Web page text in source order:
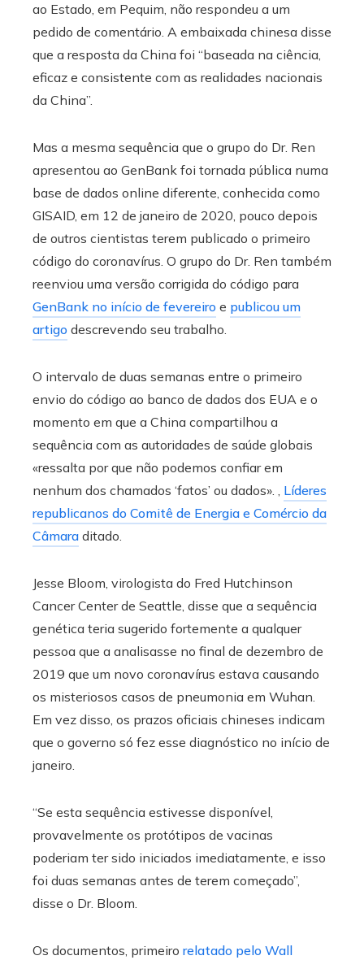
ao Estado, em Pequim, não respondeu a um
pedido de comentário. A embaixada chinesa disse
que a resposta da China foi “baseada na ciência,
eficaz e consistente com as realidades nacionais
da China”.
Mas a mesma sequência que o grupo do Dr. Ren
apresentou ao GenBank foi tornada pública numa
base de dados online diferente, conhecida como
GISAID, em 12 de janeiro de 2020, pouco depois
de outros cientistas terem publicado o primeiro
código do coronavírus. O grupo do Dr. Ren também
reenviou uma versão corrigida do código para
GenBank no início de fevereiro e publicou um
artigo descrevendo seu trabalho.
O intervalo de duas semanas entre o primeiro
envio do código ao banco de dados dos EUA e o
momento em que a China compartilhou a
sequência com as autoridades de saúde globais
«ressalta por que não podemos confiar em
nenhum dos chamados ‘fatos’ ou dados». , Líderes
republicanos do Comitê de Energia e Comércio da
Câmara ditado.
Jesse Bloom, virologista do Fred Hutchinson
Cancer Center de Seattle, disse que a sequência
genética teria sugerido fortemente a qualquer
pessoa que a analisasse no final de dezembro de
2019 que um novo coronavírus estava causando
os misteriosos casos de pneumonia em Wuhan.
Em vez disso, os prazos oficiais chineses indicam
que o governo só fez esse diagnóstico no início de
janeiro.
“Se esta sequência estivesse disponível,
provavelmente os protótipos de vacinas
poderiam ter sido iniciados imediatamente, e isso
foi duas semanas antes de terem começado”,
disse o Dr. Bloom.
Os documentos, primeiro relatado pelo Wall